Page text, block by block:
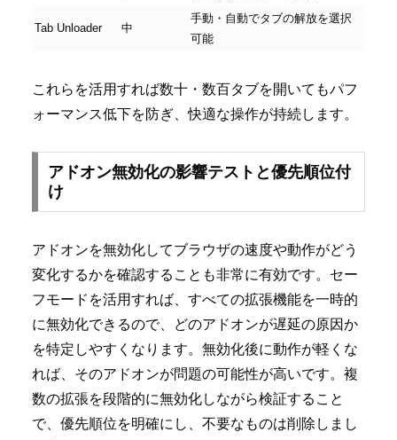
Tab Unloader 中
手動・自動でタブの解放を選択
可能
これらを活用すれば数十・数百タブを開いてもパフ
ォーマンス低下を防ぎ、快適な操作が持続します。
アドオン無効化の影響テストと優先順位付
け
アドオンを無効化してブラウザの速度や動作がどう
変化するかを確認することも非常に有効です。セー
フモードを活用すれば、すべての拡張機能を一時的
に無効化できるので、どのアドオンが遅延の原因か
を特定しやすくなります。無効化後に動作が軽くな
れば、そのアドオンが問題の可能性が高いです。複
数の拡張を段階的に無効化しながら検証すること
で、優先順位を明確にし、不要なものは削除しまし